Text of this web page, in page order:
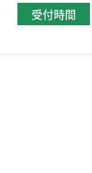
受付時間